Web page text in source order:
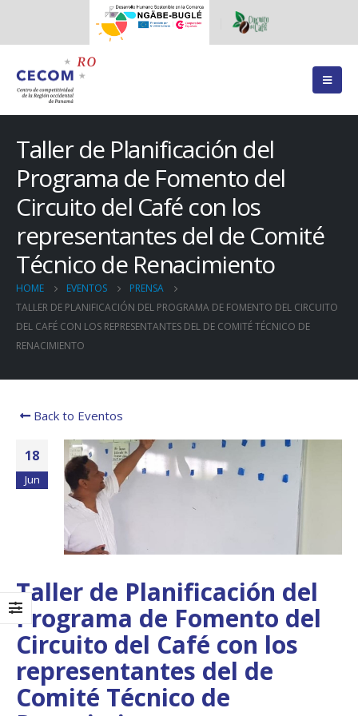
Taller de Planificación del
Programa de Fomento del
Circuito del Café con los
representantes del de Comité
Técnico de Renacimiento
HOME EVENTOS
PRENSA
TALLER DE PLANIFICACIÓN DEL PROGRAMA DE FOMENTO DEL CIRCUITO
DEL CAFÉ CON LOS REPRESENTANTES DEL DE COMITÉ TÉCNICO DE
RENACIMIENTO
Back to Eventos
18
Jun
Taller de Planificación del
Programa de Fomento del
Circuito del Café con los
representantes del de
Comité Técnico de
Boletín Informativo
No.1 – Soluciones
Integrales
13 junio, 2025
MEF fortalece la
integración de
perspectivas
Taller: Estudio y
Diseño de la
Estrategia para
Impulsar el Tren
Panamá – CECOM RO
19 octubre, 2024